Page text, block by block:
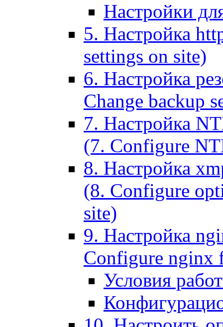
Настройки
5. Настройка
settings on site)
6. Настройка
Change backup
7. Настройка
(7. Configure
8. Настройка
(8. Configure
site)
9. Настройка
Configure nginx
Условия